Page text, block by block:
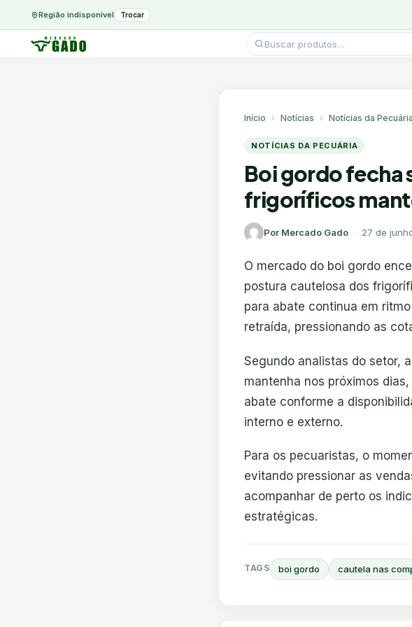
Região indisponível Trocar
Pesquisar
produtos
Início Notícias Notícias da Pecuária
NOTÍCIAS DA PECUÁRIA
Boi gordo fecha
frigoríficos
Por Mercado Gado · 27 de
O mercado do boi gordo
postura cautelosa dos
para abate continua em
retraída, pressionando as
Segundo analistas do setor,
mantenha nos próximos
abate conforme a
interno e externo.
Para os pecuaristas, o
evitando pressionar as
acompanhar de perto os
estratégicas.
TAGS boi gordo cautela nas